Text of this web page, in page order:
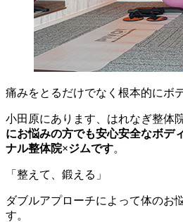
痛みをとるだけでなく根本的にボ
小田原にあります、はれなぎ整体
にお悩みの方でも安心安全なボデ
ナル整体院×ジムです。
「整えて、鍛える」
ダブルアプローチによって体のお
す。